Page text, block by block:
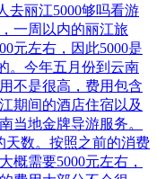
去丽江5000够吗看游
一周以内的丽江旅
元左右，因此5000是
。今年五月份到云南
不是很高，费用包含
期间的酒店住宿以及
当地金牌导游服务。
天数。按照之前的消费
概需要5000元左右，